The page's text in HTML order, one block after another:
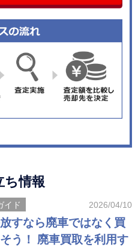
ち情報
イド 2026/04/10
すなら廃車ではなく買
う！ 廃車買取を利用す